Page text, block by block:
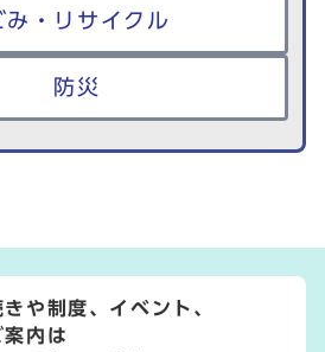
み・リサイクル
防災
や制度、イベント、
内は